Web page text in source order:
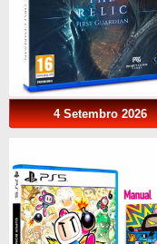
4 Setembro 2026